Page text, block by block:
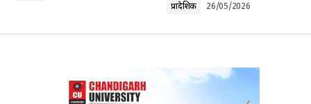
प्रादेशिक 26/05/2026